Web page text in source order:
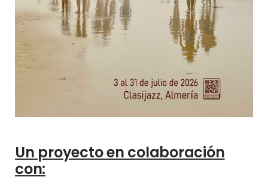
Un proyecto en colaboración
con: